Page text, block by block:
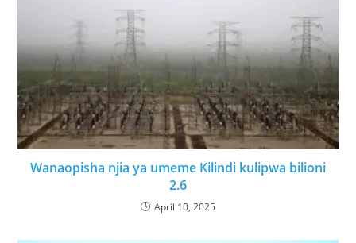
Wanaopisha njia ya umeme Kilindi kulipwa bilioni
2.6
April 10, 2025